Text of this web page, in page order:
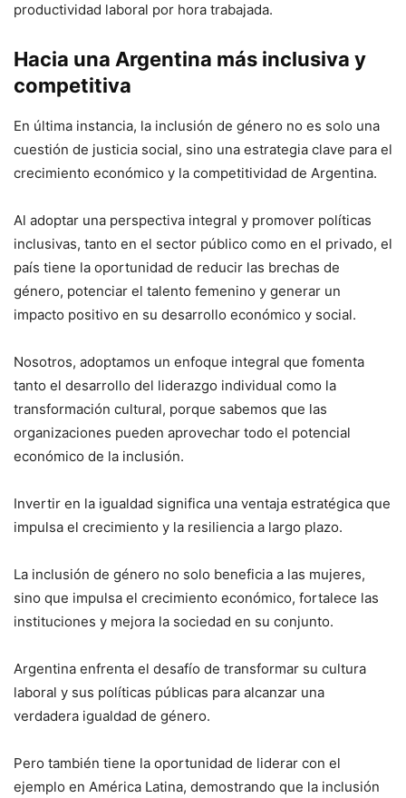
productividad laboral por hora trabajada.
Hacia una Argentina más inclusiva y
competitiva
En última instancia, la inclusión de género no es solo una
cuestión de justicia social, sino una estrategia clave para el
crecimiento económico y la competitividad de Argentina.
Al adoptar una perspectiva integral y promover políticas
inclusivas, tanto en el sector público como en el privado, el
país tiene la oportunidad de reducir las brechas de
género, potenciar el talento femenino y generar un
impacto positivo en su desarrollo económico y social.
Nosotros, adoptamos un enfoque integral que fomenta
tanto el desarrollo del liderazgo individual como la
transformación cultural, porque sabemos que las
organizaciones pueden aprovechar todo el potencial
económico de la inclusión.
Invertir en la igualdad significa una ventaja estratégica que
impulsa el crecimiento y la resiliencia a largo plazo.
La inclusión de género no solo beneficia a las mujeres,
sino que impulsa el crecimiento económico, fortalece las
instituciones y mejora la sociedad en su conjunto.
Argentina enfrenta el desafío de transformar su cultura
laboral y sus políticas públicas para alcanzar una
verdadera igualdad de género.
Pero también tiene la oportunidad de liderar con el
ejemplo en América Latina, demostrando que la inclusión